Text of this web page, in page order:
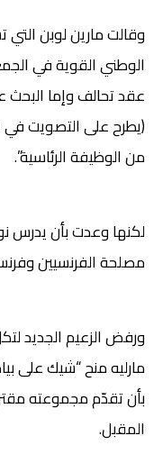
وقالت مارين لوبن التي
عقد تحالف وإما
(يطرح على التصويت في
من الوظيفة الرئاسية”.
لكنها وعدت بأن يدرس
مصلحة الفرنسيين
ورفض الزعيم الجديد
مارليه منح “شيك على
بأن تقدّم مجموعته
المقبل.